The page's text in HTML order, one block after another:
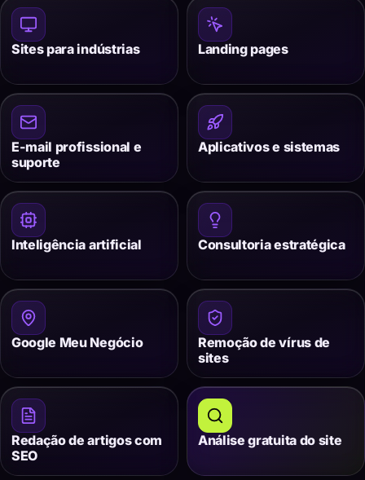
Sites para indústrias Landing pages
E-mail profissional e
suporte
Aplicativos e sistemas
Inteligência artificial Consultoria estratégica
Google Meu Negócio
Remoção de vírus de
sites
Redação de artigos com
SEO
Análise gratuita do site